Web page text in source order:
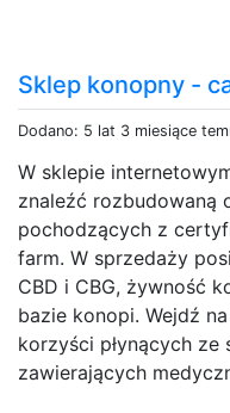
Sklep konopny -
Dodano: 5 lat 3 miesiące
W sklepie
znaleźć rozbudowaną
pochodzących z
farm. W sprzedaży
CBD i CBG, żywność
bazie konopi. Wejdź
korzyści płynących
zawierających